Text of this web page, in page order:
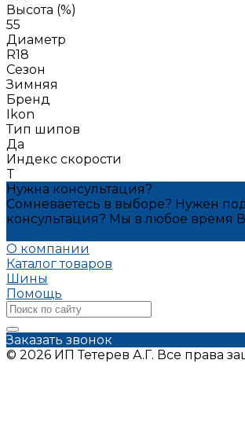
Высота (%)
55
Диаметр
R18
Сезон
Зимняя
Бренд
Ikon
Тип шипов
Да
Индекс скорости
T
Нужна консультация?
Сомневаетесь в выборе? Нужен
консультация? Мы в любое время
О компании
Каталог товаров
Шины
Помощь
Заказать звонок
© 2026 ИП Тетерев А.Г. Все права